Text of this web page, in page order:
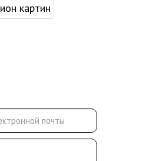
картин